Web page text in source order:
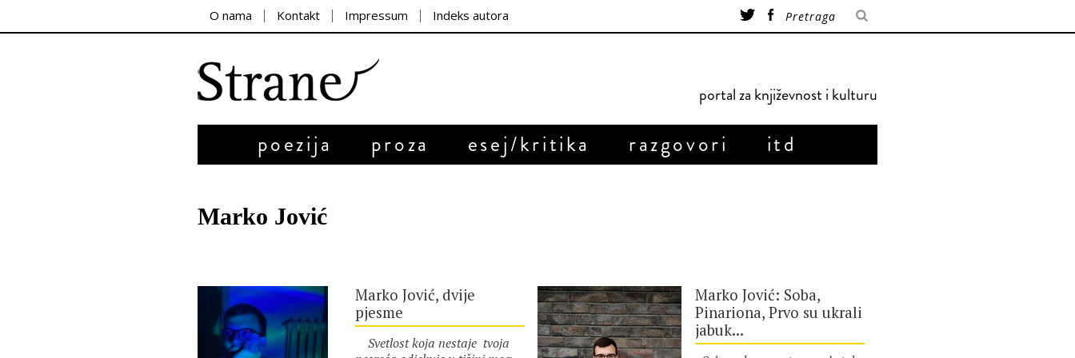
O nama Kontakt Impressum Indeks autora
portal za književnost i kulturu
poezija proza esej/kritika razgovori itd
Marko Jović
Marko Jović, dvije
pjesme
Svetlost koja nestaje tvoja
Marko Jović: Soba,
Pinariona, Prvo su ukrali
jabuk...